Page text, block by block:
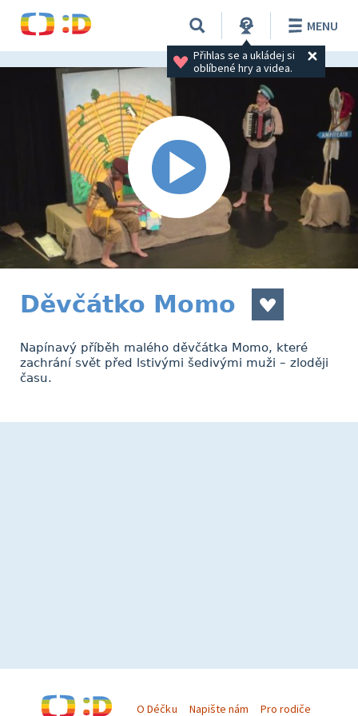
Přihlas se a ukládej si
oblíbené hry a videa.
MENU
Děvčátko Momo
Napínavý příběh malého děvčátka Momo, které
zachrání svět před lstivými šedivými muži – zloději
času.
O Déčku Napište nám Pro rodiče